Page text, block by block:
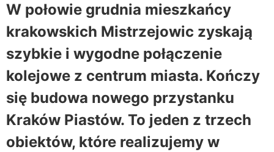
W połowie grudnia mieszkańcy
krakowskich Mistrzejowic zyskają
szybkie i wygodne połączenie
kolejowe z centrum miasta. Kończy
się budowa nowego przystanku
Kraków Piastów. To jeden z trzech
obiektów, które realizujemy w